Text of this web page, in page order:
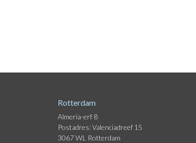
Rotterdam
Almeria-erf 8
Postadres: Valenciadreef 15
3067 WL Rotterdam